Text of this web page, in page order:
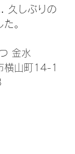
久しぶりの
。
金水
横山町14-1